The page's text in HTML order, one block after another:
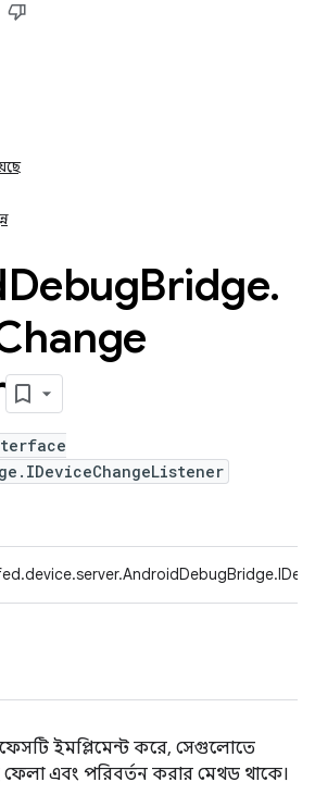
DebugBridge.
ইমপ্লিমেন্ট করে, সেগুলোতে
এবং পরিবর্তন করার মেথড থাকে।